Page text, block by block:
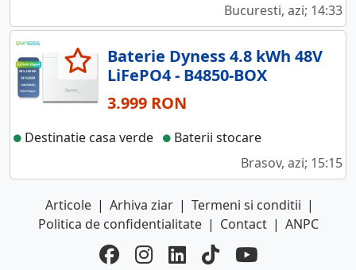
Bucuresti, azi; 14:33
Baterie Dyness 4.8 kWh 48V
LiFePO4 - B4850-BOX
3.999 RON
Destinatie casa verde
Baterii stocare
Brasov, azi; 15:15
Articole | Arhiva ziar | Termeni si conditii |
Politica de confidentialitate | Contact | ANPC